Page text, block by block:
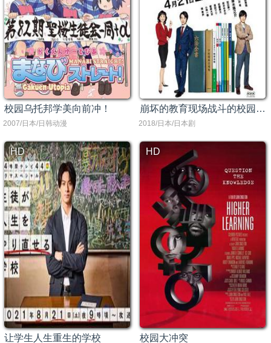
校园乌托邦学美向前冲！
2007/日本/日韩动漫
崩坏的教育现场战斗的校园律师 やけに弁の立つ弁護士が学校でほえる
2018/日本/日本剧
HD
让学生人生重生的学校
HD
校园大冲突